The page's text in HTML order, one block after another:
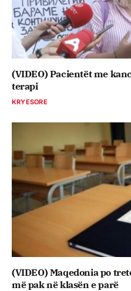
(VIDEO) Pacientët me
terapi
KRYESORE
(VIDEO) Maqedonia po
më pak në klasën e parë